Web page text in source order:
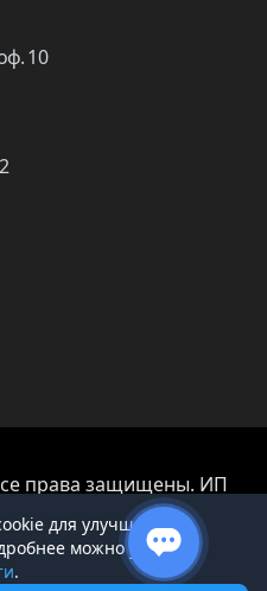
10
права защищены. ИП
Владимировна
для улучшения
можно узнать в
.